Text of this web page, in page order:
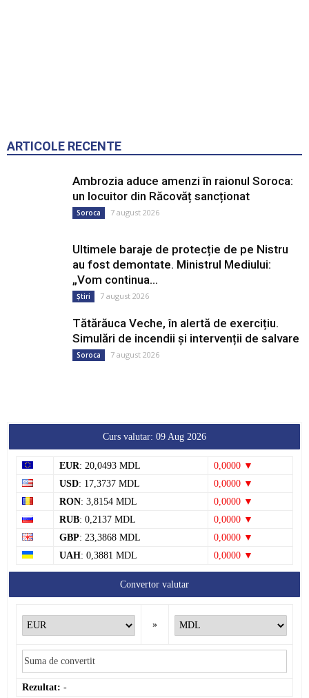
ARTICOLE RECENTE
Ambrozia aduce amenzi în raionul Soroca:
un locuitor din Răcovăț sancționat
Soroca 7 august 2026
Ultimele baraje de protecție de pe Nistru
au fost demontate. Ministrul Mediului:
„Vom continua...
Știri 7 august 2026
Tătărăuca Veche, în alertă de exercițiu.
Simulări de incendii și intervenții de salvare
Soroca 7 august 2026
Curs valutar: 09 Aug 2026
EUR: 20,0493 MDL
0,0000 ▼
USD: 17,3737 MDL
0,0000 ▼
RON: 3,8154 MDL
0,0000 ▼
RUB: 0,2137 MDL
0,0000 ▼
GBP: 23,3868 MDL
0,0000 ▼
UAH: 0,3881 MDL 0,0000 ▼
Convertor valutar
»
Rezultat: -